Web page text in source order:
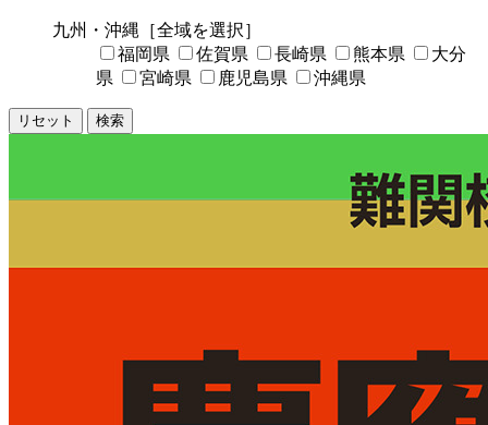
九州・沖縄 ［全域を選択］
福岡県
佐賀県 長崎県 熊本県
大分
県
宮崎県 鹿児島県 沖縄県
リセット 検索